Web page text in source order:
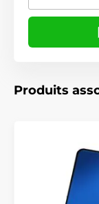
Produits